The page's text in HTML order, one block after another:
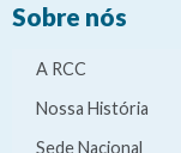
Sobre nós
A RCC
Nossa História
Sede Nacional